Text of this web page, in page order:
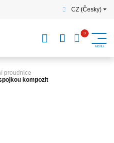
CZ (Česky)
proudnice
kompozit